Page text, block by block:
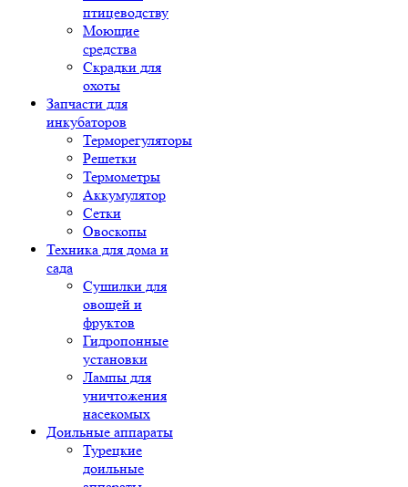
птицеводству
Моющие
средства
Скрадки для
охоты
Запчасти для
инкубаторов
Терморегуляторы
Решетки
Термометры
Аккумулятор
Сетки
Овоскопы
Техника для дома и
сада
Сушилки для
овощей и
фруктов
Гидропонные
установки
Лампы для
уничтожения
насекомых
Доильные аппараты
Турецкие
доильные